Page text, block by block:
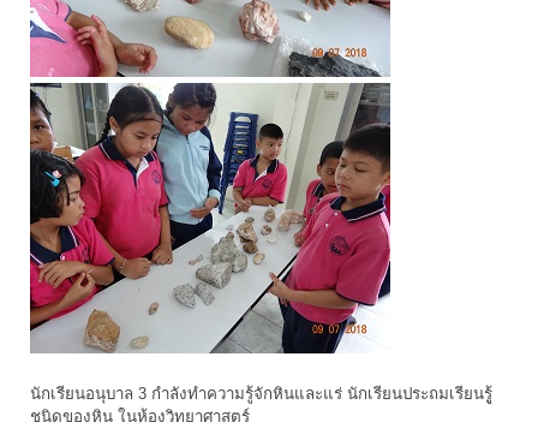
นักเรียนอนุบาล 3 กำลังทำความรู้จักหินและแร่ นักเรียนประถมเรียนรูู้
ชนิดของหิน ในห้องวิทยาศาสตร์